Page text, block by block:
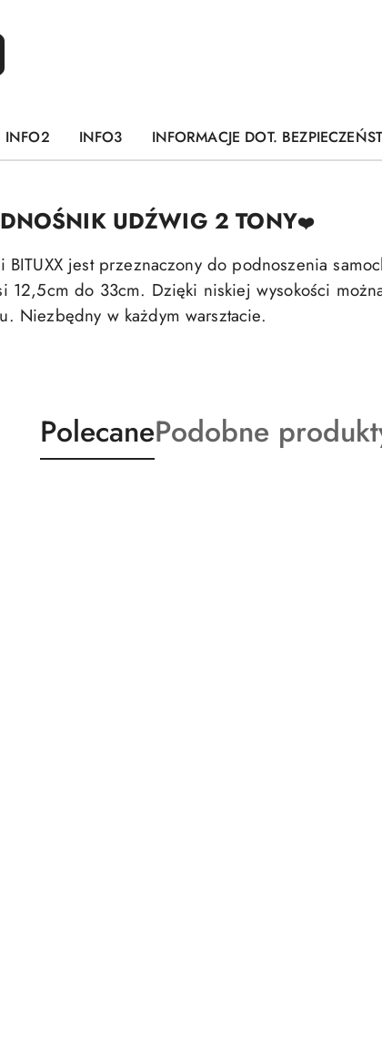
INFO2 INFO3 INFORMACJE DOT.
UDŹWIG 2 TONY❤️
jest przeznaczony do podnoszenia
12,5cm do 33cm. Dzięki niskiej wysokości
Niezbędny w każdym warsztacie.
Produkty
o
PolecaneProdukty
o
Podobne